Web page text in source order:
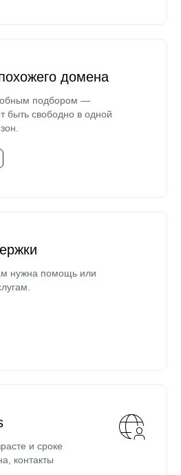
домена
подбором —
быть свободно в одной
нужна помощь или
и сроке
контакты